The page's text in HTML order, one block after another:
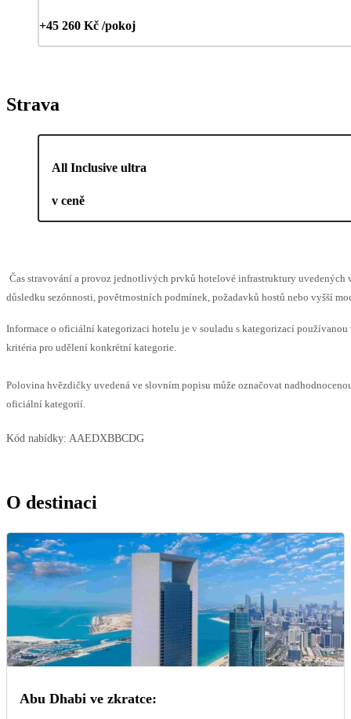
+45 260 Kč /pokoj
Strava
All Inclusive ultra
v ceně
Čas stravování a provoz jednotlivých prvků hotelové infrastruktury uvedených
důsledku sezónnosti, povětrnostních podmínek, požadavků hostů nebo vyšší
Informace o oficiální kategorizaci hotelu je v souladu s kategorizací
kritéria pro udělení konkrétní kategorie.
Polovina hvězdičky uvedená ve slovním popisu může označovat
oficiální kategorií.
Kód nabídky: AAEDXBBCDG
O destinaci
Abu Dhabi ve zkratce: